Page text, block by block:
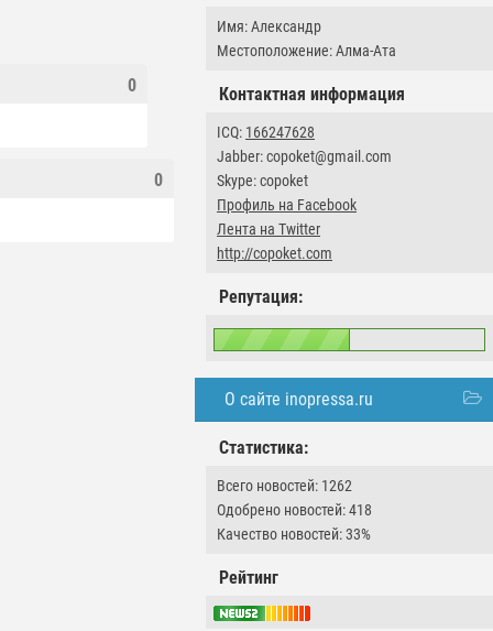
Имя: Александр
Местоположение: Алма-Ата
Контактная информация
ICQ: 166247628
Jabber: copoket@gmail.com
Skype: copoket
Профиль на Facebook
Лента на Twitter
http://copoket.com
Репутация:
О сайте inopressa.ru
Статистика:
Всего новостей: 1262
Одобрено новостей: 418
Качество новостей: 33%
Рейтинг
0
0